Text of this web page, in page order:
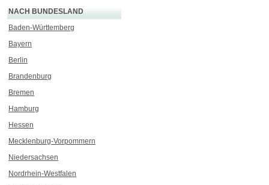
NACH BUNDESLAND
Baden-Württemberg
Bayern
Berlin
Brandenburg
Bremen
Hamburg
Hessen
Mecklenburg-Vorpommern
Niedersachsen
Nordrhein-Westfalen